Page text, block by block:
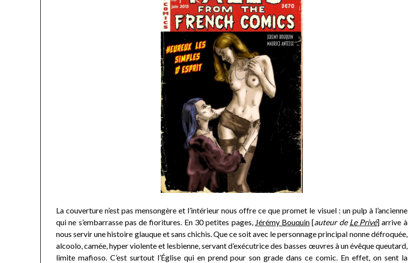
La couverture n’est pas mensongère et l’intérieur nous offre ce que promet le visuel : un pulp à l’ancienne
qui ne s’embarrasse pas de fioritures. En 30 petites pages, Jérémy Bouquin [auteur de Le Privé] arrive à
nous servir une histoire glauque et sans chichis. Que ce soit avec le personnage principal nonne défroquée,
alcoolo, camée, hyper violente et lesbienne, servant d’exécutrice des basses œuvres à un évêque queutard,
limite mafioso. C’est surtout l’Église qui en prend pour son grade dans ce comic. En effet, on sent la